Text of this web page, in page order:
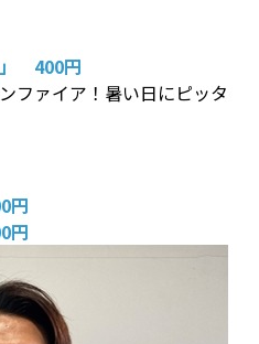
」 400円
ファイア！暑い日にピッタ
円
円